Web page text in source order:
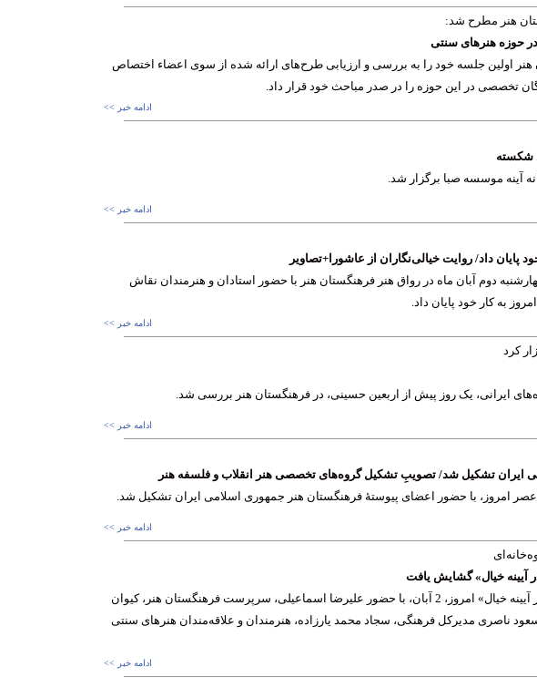
هنر مطرح شد:
حوزه هنرهای سنتی
اولین جلسه خود را به بررسی و ارزیابی طرح‌های ارائه شده از سوی اعضاء اختصاص
تخصصی در این حوزه را در صدر مباحث خود قرار داد.
ادامه خبر >>
شکسته
آینه موسسه صبا برگزار شد.
ادامه خبر >>
پایان داد/ روایت خیالی‌نگاران از عاشورا+تصاویر
دوم آبان ماه در رواق هنر فرهنگستان هنر با حضور استادان و هنرمندان نقاش
به کار خود پایان داد.
ادامه خبر >>
کرد
ایرانی، یک روز پیش از اربعین حسینی، در فرهنگستان هنر بررسی شد.
ادامه خبر >>
ایران تشکیل شد/ تصویبِ تشکیل گروه‌های تخصصی هنر انقلاب و فلسفه هنر
ادامه خبر >>
آیینه خیال» گشایش یافت
کارگاه نقاشی قهوه‌خانه‌ای «حماسه حسینی در آیینه خیال» امروز، 2 آبان، با حضور علیرضا اسماعیلی، سرپرست فرهنگستان هنر، کیوان
ناصری مدیرکل فرهنگی، سجاد محمد یارزاده، هنرمندان و علاقه‌مندان هنرهای سنتی
ادامه خبر >>